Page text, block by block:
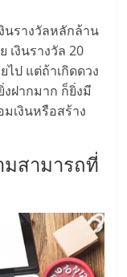
นรางวัลหลักล้าน
เงินรางวัล 20
ป แต่ถ้าเกิดดวง
ฝากมาก ก็ยิ่งมี
เงินหรือสร้าง
สามารถที่